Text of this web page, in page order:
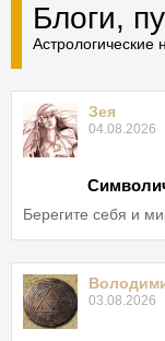
Блоги,
Астрологические
Зея
04.08.2026
Берегите себя и
03.08.2026